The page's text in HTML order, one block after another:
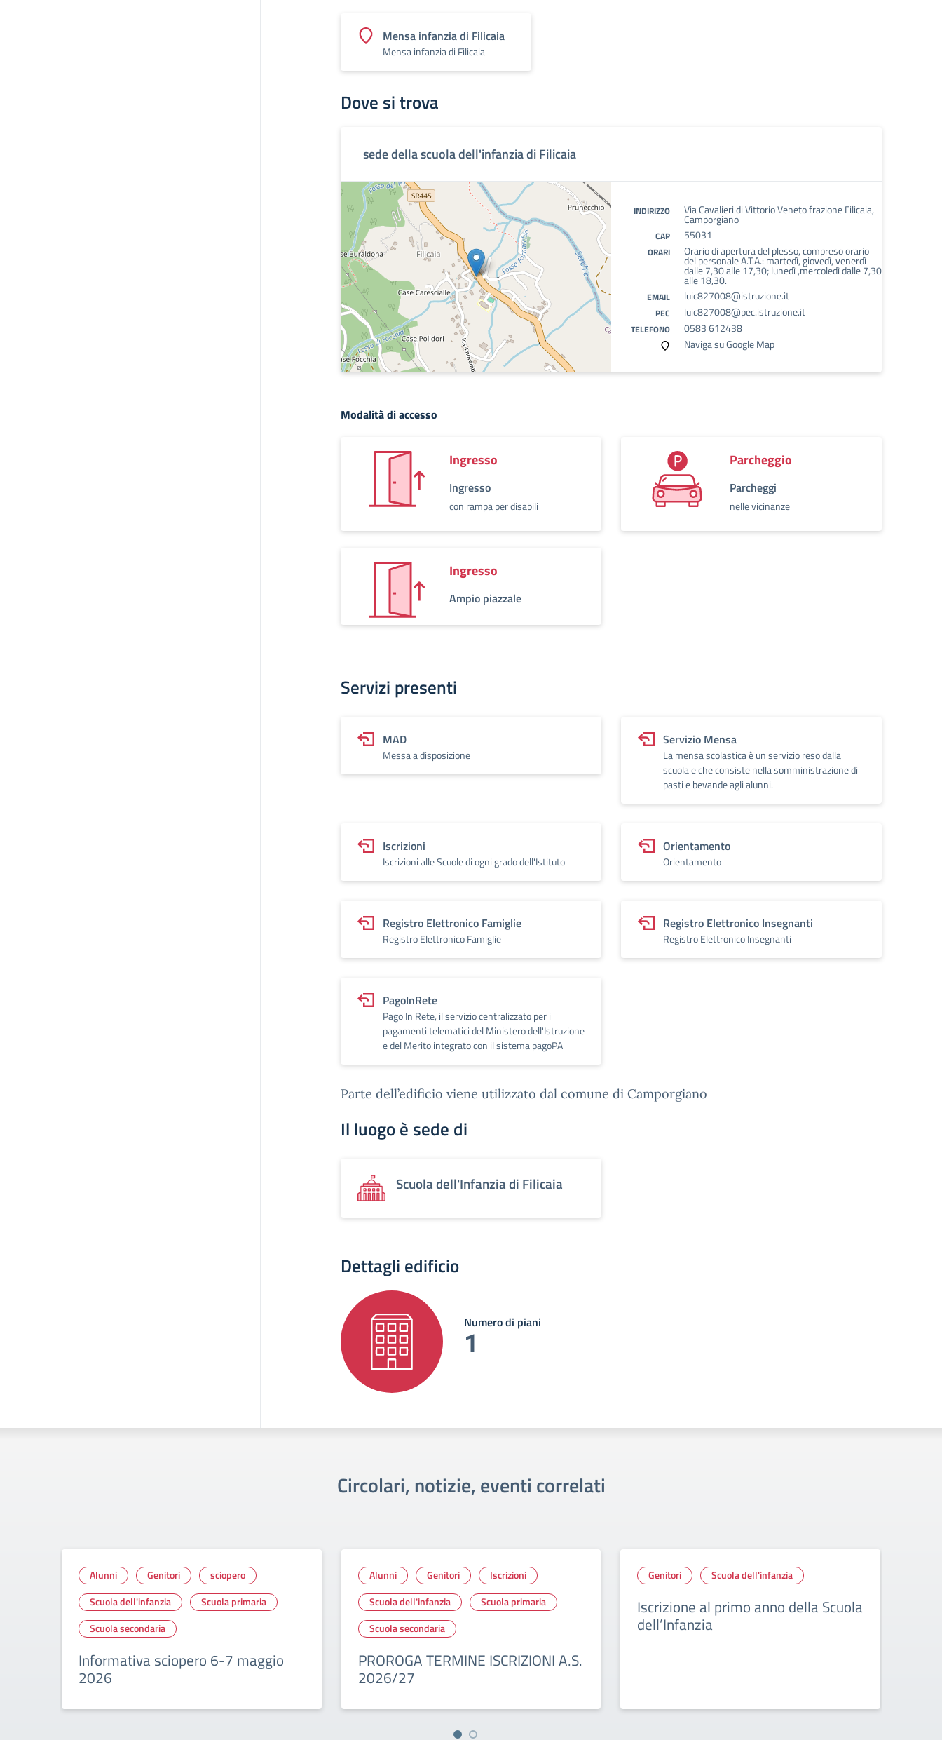
Mensa infanzia di Filicaia
Mensa infanzia di Filicaia
Dove si trova
sede della scuola dell'infanzia di Filicaia
INDIRIZZO Via Cavalieri di Vittorio Veneto frazione Filicaia,
Camporgiano
CAP 55031
ORARI Orario di apertura del plesso, compreso orario
del personale A.T.A.: martedì, giovedì, venerdì
dalle 7,30 alle 17,30; lunedì ,mercoledì dalle 7,30
alle 18,30.
EMAIL luic827008@istruzione.it
PEC luic827008@pec.istruzione.it
TELEFONO
0583 612438
Naviga su Google Map
Modalità di accesso
Ingresso
Ingresso
con rampa per disabili
Parcheggio
Parcheggi
nelle vicinanze
Ingresso
Ampio piazzale
Servizi presenti
MAD
Messa a disposizione
Servizio Mensa
La mensa scolastica è un servizio reso dalla
scuola e che consiste nella somministrazione di
pasti e bevande agli alunni.
Iscrizioni
Iscrizioni alle Scuole di ogni grado dell'Istituto
Orientamento
Orientamento
Registro Elettronico Famiglie
Registro Elettronico Famiglie
Registro Elettronico Insegnanti
Registro Elettronico Insegnanti
PagoInRete
Pago In Rete, il servizio centralizzato per i
pagamenti telematici del Ministero dell'Istruzione
e del Merito integrato con il sistema pagoPA
Parte dell’edificio viene utilizzato dal comune di Camporgiano
Il luogo è sede di
Scuola dell'Infanzia di Filicaia
Dettagli edificio
Numero di piani
1
Circolari, notizie, eventi correlati
Alunni Genitori
sciopero
Scuola dell'infanzia
Scuola primaria
Scuola secondaria
Informativa sciopero 6-7 maggio
2026
Alunni Genitori
Iscrizioni
Scuola dell'infanzia
Scuola primaria
Scuola secondaria
PROROGA TERMINE ISCRIZIONI A.S.
2026/27
Genitori Scuola dell'infanzia
Iscrizione al primo anno della Scuola
dell’Infanzia